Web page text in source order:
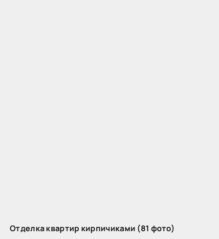
Отделка квартир кирпичиками (81 фото)